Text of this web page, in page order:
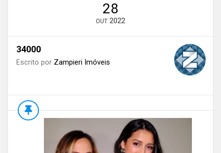
28
OUT 2022
34000
Escrito por Zampieri Imóveis